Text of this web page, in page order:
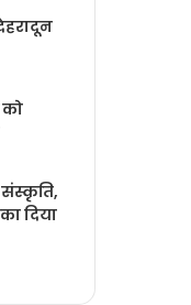
संस्कृति,
दिया